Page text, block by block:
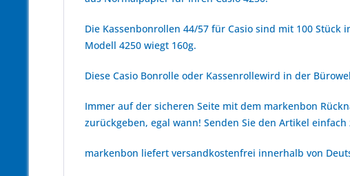
Die Kassenbonrollen 44/57 für Casio sind mit 100 Stück
Modell 4250 wiegt 160g.
Diese Casio Bonrolle oder Kassenrollewird in der
Immer auf der sicheren Seite mit dem markenbon
zurückgeben, egal wann! Senden Sie den Artikel
markenbon liefert versandkostenfrei innerhalb von